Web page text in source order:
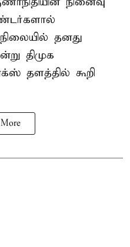
தனது
திமுக
தளத்தில் கூறி